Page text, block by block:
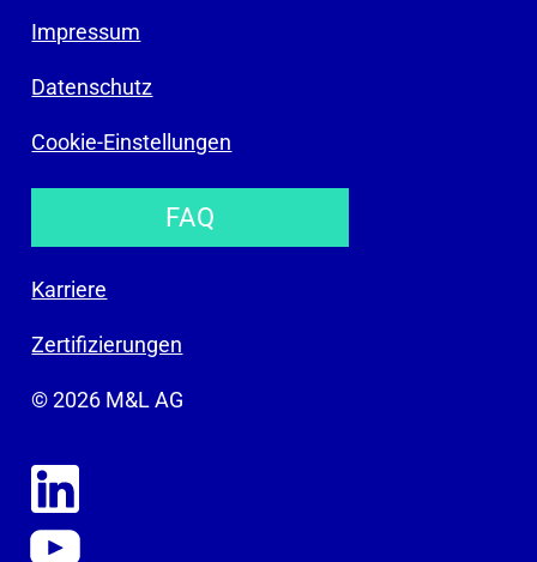
Impressum
Datenschutz
Cookie-Einstellungen
FAQ
Karriere
Zertifizierungen
© 2026 M&L AG